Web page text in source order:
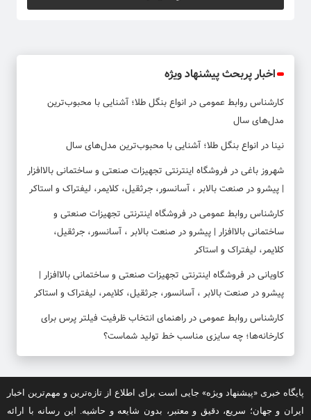
اخبار پربحث پیشنهاد ویژه
کارشناس روابط عمومیدر انواع بنگل طلا؛ آشنایی با محبوب‌ترین
مدل‌های سال
نینا در انواع بنگل طلا؛ آشنایی با محبوب‌ترین مدل‌های سال
شهروز باغیدر فروشگاه اینترنتی تجهیزات صنعتی و ساختمانی بالاافزار
| پیشرو در صنعت بالابر ، آسانسور، جرثقیل، کلایمر، لیفتراک و استاکر
کارشناس روابط عمومیدر فروشگاه اینترنتی تجهیزات صنعتی و
ساختمانی بالاافزار | پیشرو در صنعت بالابر ، آسانسور، جرثقیل،
کلایمر، لیفتراک و استاکر
کاویانیدر فروشگاه اینترنتی تجهیزات صنعتی و ساختمانی بالاافزار |
پیشرو در صنعت بالابر ، آسانسور، جرثقیل، کلایمر، لیفتراک و استاکر
کارشناس روابط عمومیدر راهنمای انتخاب ظرفیت فیلتر پرس برای
کارخانه‌ها؛ چه سایزی مناسب خط تولید شماست؟
پایگاه خبری «پیشنهاد ویژه» جایی است برای اطلاع از تازه‌ترین و مهم‌ترین اخبار
ایران و جهان؛ سریع، دقیق و معتبر، بدون شایعه و حاشیه. این رسانه با ارائه